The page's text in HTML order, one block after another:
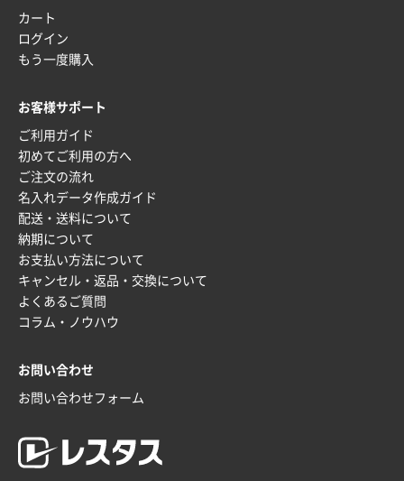
神奈川県S社様
2025年12月16日 10:39
短納期対応が素晴らしい
富山県O社様
uni ジェットストリーム 07
2025年12月09日 14:04
安い、早い
埼玉県G社様
ラミネート紙袋 規格L4サイズ(B4対応)
2025年12月04日 17:34
兵庫県のお客様
2025年12月02日 23:00
ロゴが入れられること
カート
ログイン
もう一度購入
お客様サポート
ご利用ガイド
初めてご利用の方へ
ご注文の流れ
名入れデータ作成ガイド
配送・送料について
納期について
お支払い方法について
キャンセル・返品・交換について
よくあるご質問
コラム・ノウハウ
お問い合わせ
お問い合わせフォーム